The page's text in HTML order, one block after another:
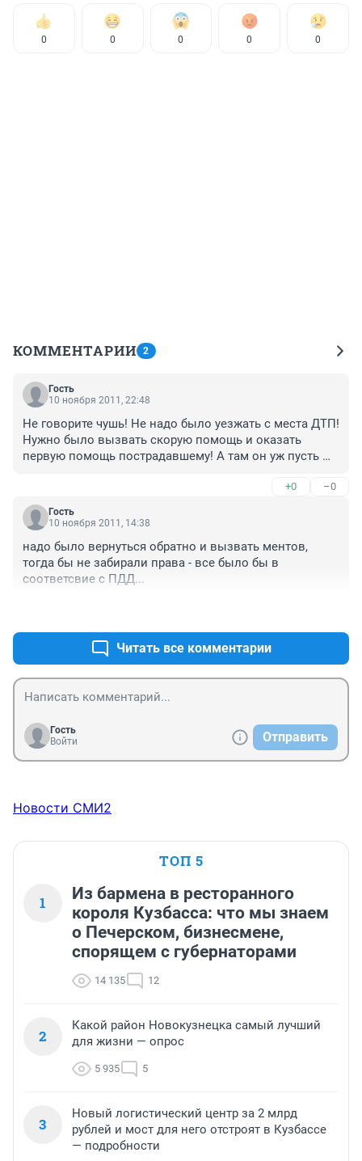
0 0 0 0 0
КОММЕНТАРИИ 2
Гость
10 ноября 2011, 22:48
Не говорите чушь! Не надо было уезжать с места ДТП!
Нужно было вызвать скорую помощь и оказать
первую помощь пострадавшему! А там он уж пусть
медик и не знает как перевозить пострадавшего
может у него травма головы и пока он его везет он
умрет, а это уже совершено другая статья! Поэтому
все по правилам ПДД, которые оберегут и водителя и
пострадавшего! Т.е. вызвать скорую помощь либо
попросить кого нибудь это сделать, оказывать мед
можно и ГИБДД вызвать! Но ни как ни иначе!
+0 –0
Гость
10 ноября 2011, 14:38
надо было вернуться обратно и вызвать ментов,
тогда бы не забирали права - все было бы в
соответсвие с ПДД...
Читать все комментарии
Гость
Войти
Отправить
Новости СМИ2
ТОП 5
1
Из бармена в ресторанного
короля Кузбасса: что мы знаем
о Печерском, бизнесмене,
спорящем с губернаторами
14 135 12
2
Какой район Новокузнецка самый лучший
для жизни — опрос
5 935 5
3
Новый логистический центр за 2 млрд
рублей и мост для него отстроят в Кузбассе
— подробности